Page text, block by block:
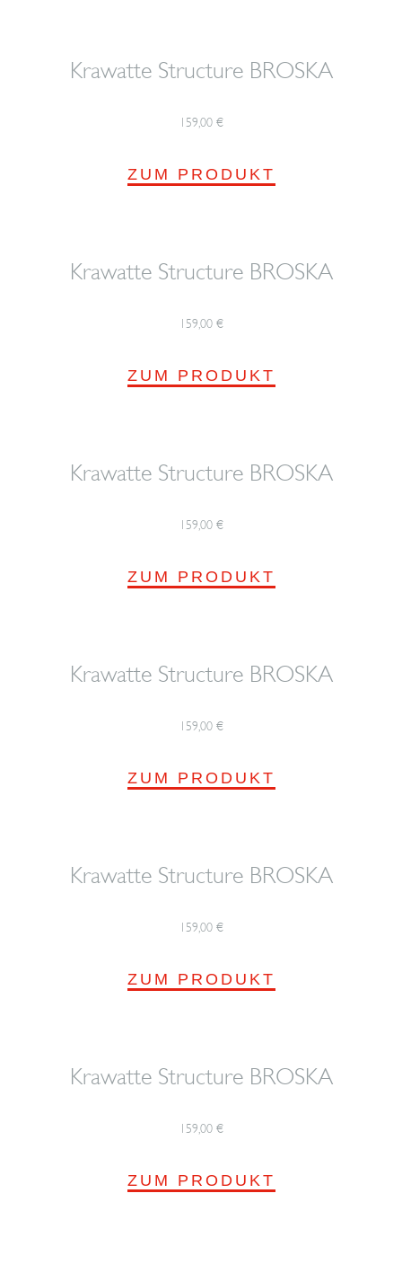
Krawatte Structure BROSKA
159,00 €
ZUM PRODUKT
Krawatte Structure BROSKA
159,00 €
ZUM PRODUKT
Krawatte Structure BROSKA
159,00 €
ZUM PRODUKT
Krawatte Structure BROSKA
159,00 €
ZUM PRODUKT
Krawatte Structure BROSKA
159,00 €
ZUM PRODUKT
Krawatte Structure BROSKA
159,00 €
ZUM PRODUKT